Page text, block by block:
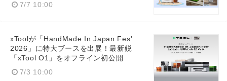
7/7 10:00
xToolが「HandMade In Japan Fes'
2026」に特大ブースを出展！最新鋭
「xTool O1」をオフライン初公開
7/3 10:00